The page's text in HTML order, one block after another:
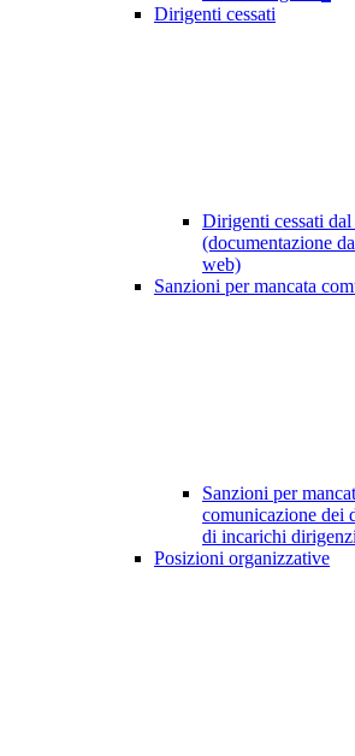
Dirigenti cessati
Dirigenti cessati
(documentazione
web)
Sanzioni per mancata
Sanzioni per
comunicazione dei
di incarichi
Posizioni organizzative